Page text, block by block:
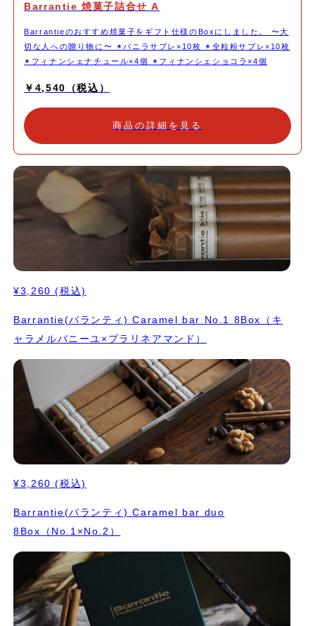
Barrantie 焼菓子詰合せ A
Barrantieのおすすめ焼菓子をギフト仕様のBoxにしました。 〜大
切な人への贈り物に〜 ✴︎バニラサブレ×10枚 ✴︎全粒粉サブレ×10枚
✴︎フィナンシェナチュール×4個 ✴︎フィナンシェショコラ×4個
￥4,540（税込）
商品の詳細を見る
¥3,260 (税込)
Barrantie(バランティ) Caramel bar No.1 8Box（キ
ャラメルバニーユ×プラリネアマンド）
¥3,260 (税込)
Barrantie(バランティ) Caramel bar duo
8Box（No.1×No.2）